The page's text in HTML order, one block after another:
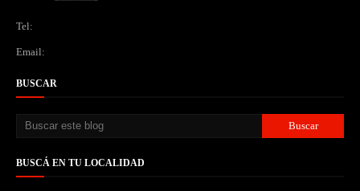
Tel:
Email:
BUSCAR
BUSCÁ EN TU LOCALIDAD